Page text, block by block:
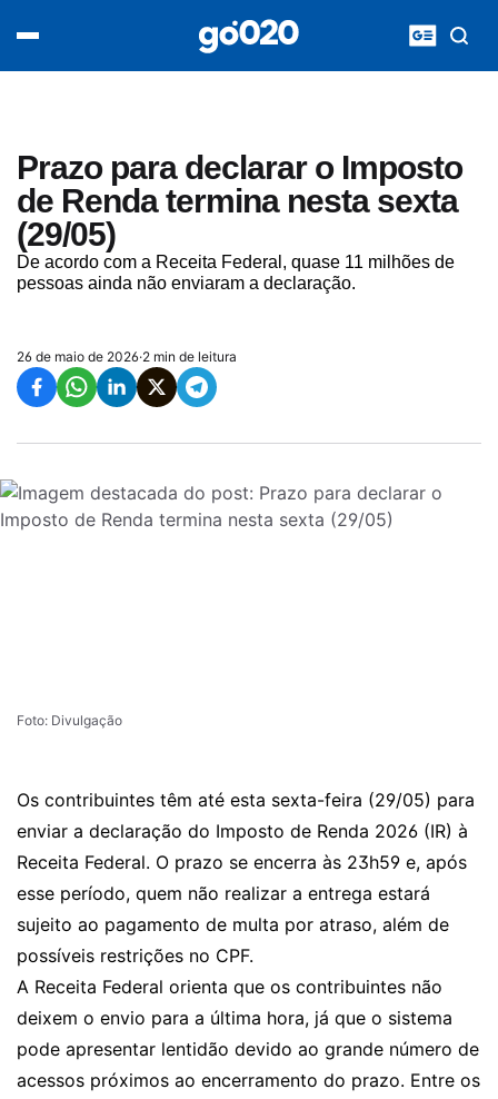
Prazo para declarar o Imposto
de Renda termina nesta sexta
(29/05)
De acordo com a Receita Federal, quase 11 milhões de
pessoas ainda não enviaram a declaração.
26 de maio de 2026·2 min de leitura
Foto: Divulgação
Os contribuintes têm até esta sexta-feira (29/05) para
enviar a declaração do Imposto de Renda 2026 (IR) à
Receita Federal. O prazo se encerra às 23h59 e, após
esse período, quem não realizar a entrega estará
sujeito ao pagamento de multa por atraso, além de
possíveis restrições no CPF.
A Receita Federal orienta que os contribuintes não
deixem o envio para a última hora, já que o sistema
pode apresentar lentidão devido ao grande número de
acessos próximos ao encerramento do prazo. Entre os
acontece agora
entretenimento
vídeos
pod020